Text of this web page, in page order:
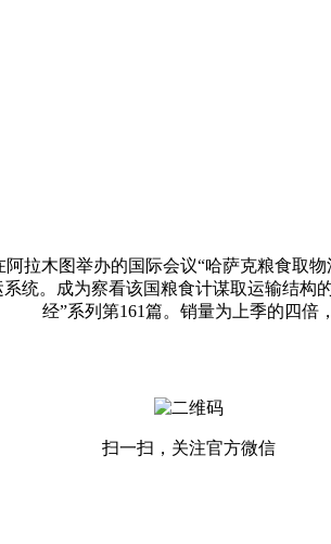
木图举办的国际会议“哈萨克粮食取
统。成为察看该国粮食计谋取运输结构
经”系列第161篇。销量为上季的四倍，
扫一扫，关注官方微信